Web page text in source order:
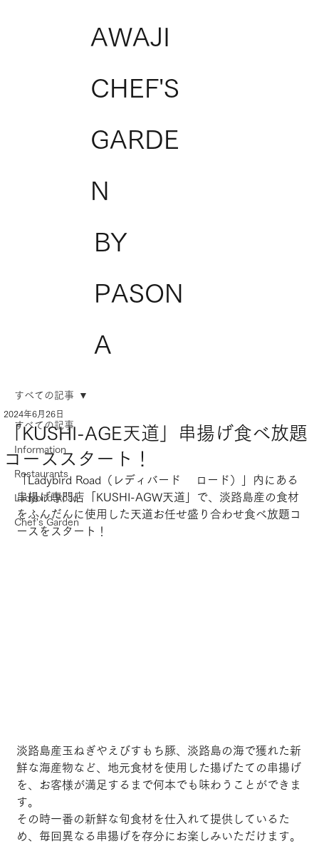
AWAJI
CHEF'S
GARDE
N
BY
PASON
A
すべての記事
Information
Restaurants
Ladybird Road
Chef's Garden
すべての記事
「KUSHI-AGE天道」串揚げ食べ放題
コーススタート！
2024年6月26日
「Ladybird Road（レディバード 　ロード）」内にある
串揚げ専門店「KUSHI-AGW天道」で、淡路島産の食材
をふんだんに使用した天道お任せ盛り合わせ食べ放題コ
ースをスタート！
淡路島産玉ねぎやえびすもち豚、淡路島の海で獲れた新
鮮な海産物など、地元食材を使用した揚げたての串揚げ
を、お客様が満足するまで何本でも味わうことができま
す。
その時一番の新鮮な旬食材を仕入れて提供しているた
め、毎回異なる串揚げを存分にお楽しみいただけます。